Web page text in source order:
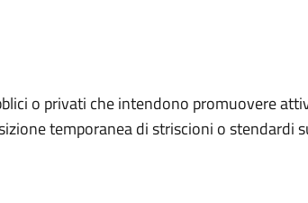
o privati che intendono promuovere
temporanea di striscioni o stendardi